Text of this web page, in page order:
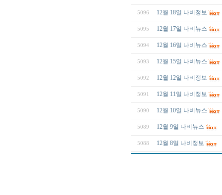
5096 12월 18일 나비정보
5095 12월 17일 나비뉴스
5094 12월 16일 나비뉴스
5093 12월 15일 나비뉴스
5092 12월 12일 나비정보
5091 12월 11일 나비정보
5090 12월 10일 나비뉴스
5089 12월 9일 나비뉴스
5088 12월 8일 나비정보